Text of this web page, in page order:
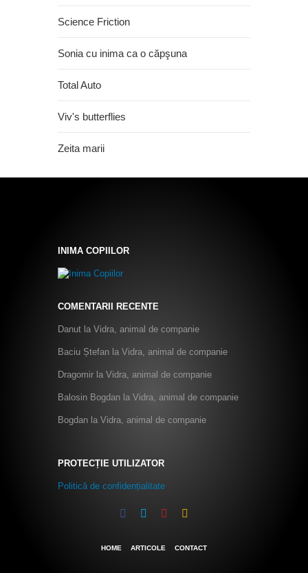
Science Friction
Sonia cu inima ca o căpşuna
Total Auto
Viv's butterflies
Zeita marii
INIMA COPIILOR
COMENTARII RECENTE
Danut la Vidra, animal de companie
Baciu Ștefan la Vidra, animal de companie
Dragomir la Vidra, animal de companie
Balosin Bogdan la Vidra, animal de companie
Bogdan la Vidra, animal de companie
PROTECȚIE UTILIZATOR
Politică de confidențialitate
HOME ARTICOLE CONTACT